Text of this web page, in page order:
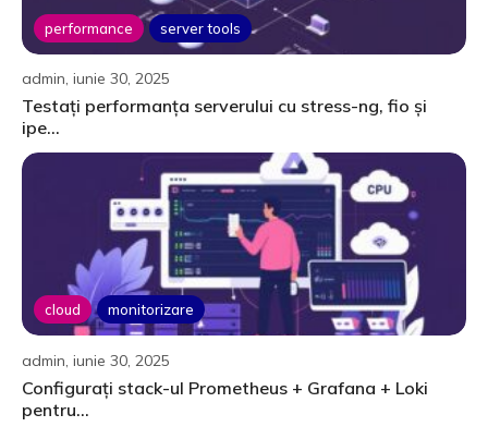
performance server tools
admin, iunie 30, 2025
Testați performanța serverului cu stress-ng, fio și
ipe...
cloud monitorizare
admin, iunie 30, 2025
Configurați stack-ul Prometheus + Grafana + Loki
pentru...